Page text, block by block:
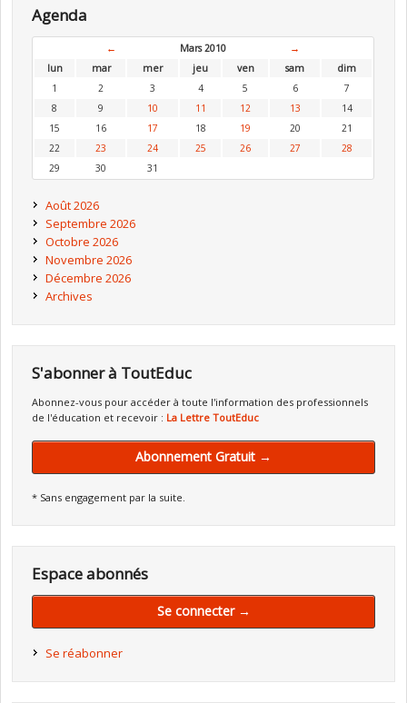
Agenda
← Mars 2010
→
lun
mar mer jeu ven sam
dim
1
2 3 4 5 6
7
8
9 10 11 12 13
14
15
16 17 18 19 20
21
22
23 24 25 26 27
28
29
30 31
Août 2026
Septembre 2026
Octobre 2026
Novembre 2026
Décembre 2026
Archives
S'abonner à ToutEduc
Abonnez-vous pour accéder à toute l'information des professionnels
de l'éducation et recevoir : La Lettre ToutEduc
Abonnement Gratuit →
* Sans engagement par la suite.
Espace abonnés
Se connecter →
Se réabonner